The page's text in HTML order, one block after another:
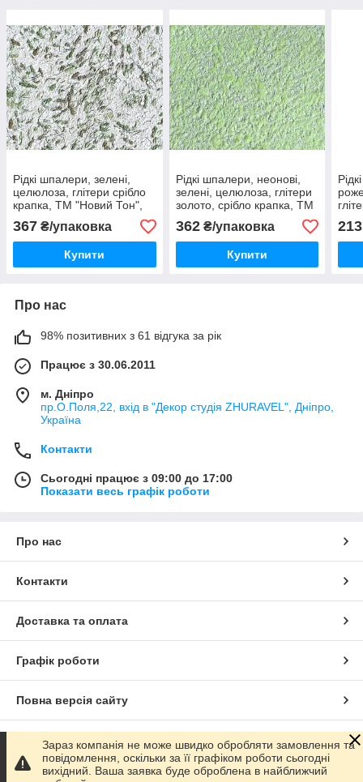
Рідкі шпалери, зелені,
целюлоза, глітери срібло
крапка, ТМ "Новий Тон",
Тон 38
367 ₴/упаковка
Купити
Рідкі шпалери, неонові,
зелені, целюлоза, глітери
золото, срібло крапка, ТМ
"Новий Тон", Тон 32
362₴/упаковка
Купити
213
Про нас
98% позитивних з 61 відгука за рік
Працює з 30.06.2011
м. Дніпро
пр.О.Поля,22, вхід в "Декор студія ZHURAVEL", Дніпро,
Україна
Контакти
Сьогодні працює з 09:00 до 17:00
Показати весь графік роботи
Про нас
Контакти
Доставка та оплата
Графік роботи
Повна версія сайту
Сайт створено на маркетплейсіProm.ua
Зараз компанія не може швидко обробляти замовлення та
повідомлення, оскільки за її графіком роботи сьогодні
вихідний. Ваша заявка буде оброблена в найближчий